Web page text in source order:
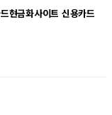
금화사이트 신용카드